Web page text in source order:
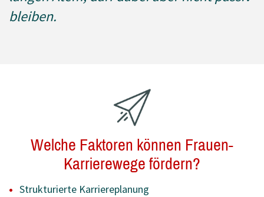
bleiben.
Welche Faktoren können Frauen-
Karrierewege fördern?
Strukturierte Karriereplanung